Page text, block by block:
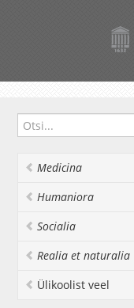
Medicina
Humaniora
Socialia
Realia et naturalia
Ülikoolist veel